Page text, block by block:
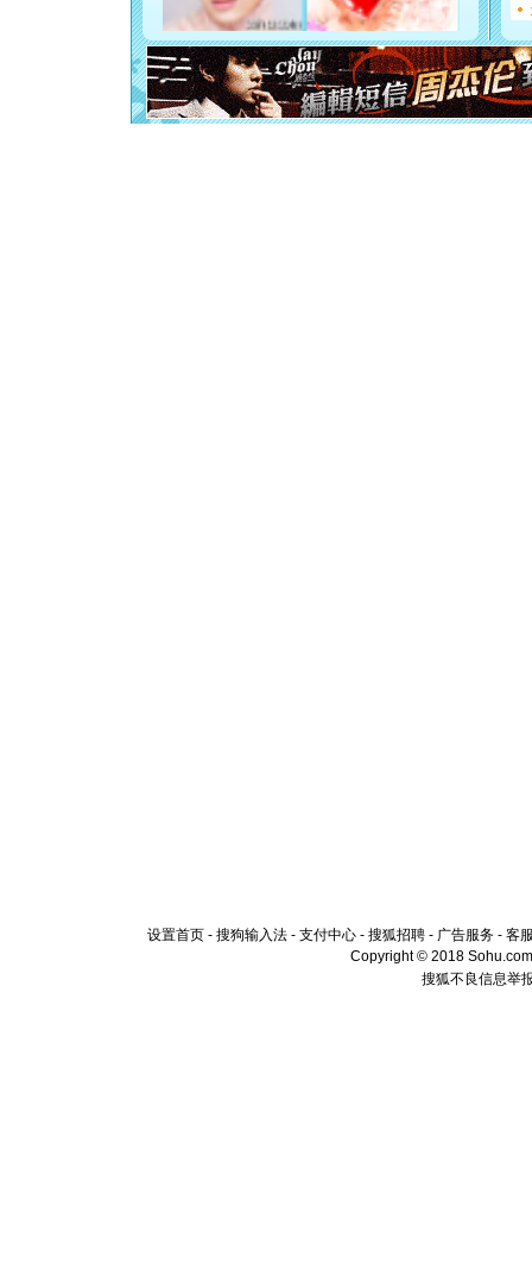
泣，这
卖了。水
[春节]风
颜！冬去
道一声平
[春节]传
设置首页 - 搜狗输入法 - 支付中心 - 搜狐招聘 - 广告服务 - 客
Copyright © 2018
搜狐不良信息举